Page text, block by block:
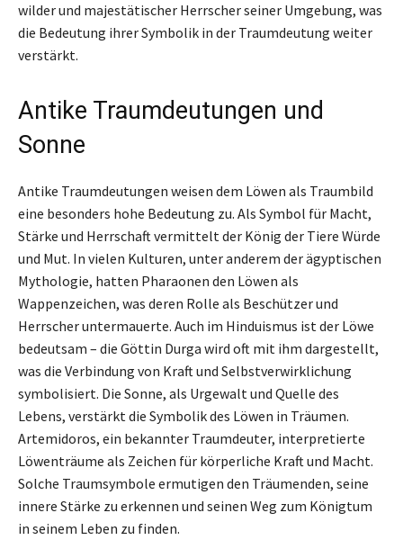
wilder und majestätischer Herrscher seiner Umgebung, was
die Bedeutung ihrer Symbolik in der Traumdeutung weiter
verstärkt.
Antike Traumdeutungen und
Sonne
Antike Traumdeutungen weisen dem Löwen als Traumbild
eine besonders hohe Bedeutung zu. Als Symbol für Macht,
Stärke und Herrschaft vermittelt der König der Tiere Würde
und Mut. In vielen Kulturen, unter anderem der ägyptischen
Mythologie, hatten Pharaonen den Löwen als
Wappenzeichen, was deren Rolle als Beschützer und
Herrscher untermauerte. Auch im Hinduismus ist der Löwe
bedeutsam – die Göttin Durga wird oft mit ihm dargestellt,
was die Verbindung von Kraft und Selbstverwirklichung
symbolisiert. Die Sonne, als Urgewalt und Quelle des
Lebens, verstärkt die Symbolik des Löwen in Träumen.
Artemidoros, ein bekannter Traumdeuter, interpretierte
Löwenträume als Zeichen für körperliche Kraft und Macht.
Solche Traumsymbole ermutigen den Träumenden, seine
innere Stärke zu erkennen und seinen Weg zum Königtum
in seinem Leben zu finden.